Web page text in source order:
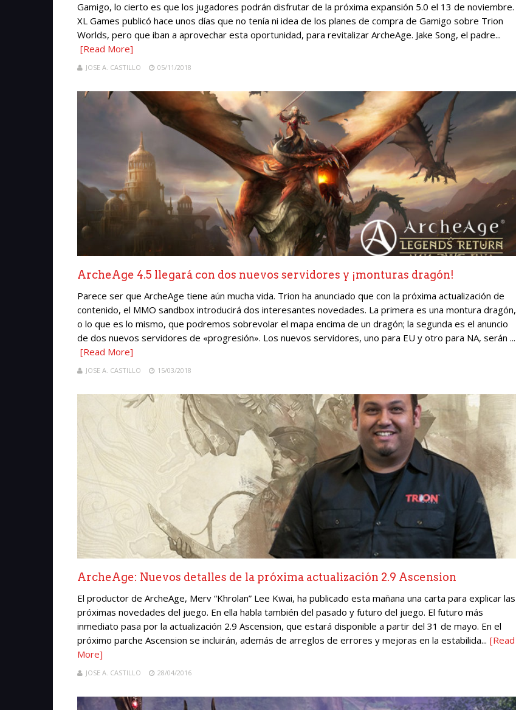
Gamigo, lo cierto es que los jugadores podrán disfrutar de la próxima expansión 5.0 el 13 de noviembre.
XL Games publicó hace unos días que no tenía ni idea de los planes de compra de Gamigo sobre Trion
Worlds, pero que iban a aprovechar esta oportunidad, para revitalizar ArcheAge. Jake Song, el padre...
[Read More]
JOSE A. CASTILLO 05/11/2018
ArcheAge 4.5 llegará con dos nuevos servidores y ¡monturas dragón!
Parece ser que ArcheAge tiene aún mucha vida. Trion ha anunciado que con la próxima actualización de
contenido, el MMO sandbox introducirá dos interesantes novedades. La primera es una montura dragón,
o lo que es lo mismo, que podremos sobrevolar el mapa encima de un dragón; la segunda es el anuncio
de dos nuevos servidores de «progresión». Los nuevos servidores, uno para EU y otro para NA, serán ...
[Read More]
JOSE A. CASTILLO 15/03/2018
ArcheAge: Nuevos detalles de la próxima actualización 2.9 Ascension
El productor de ArcheAge, Merv “Khrolan” Lee Kwai, ha publicado esta mañana una carta para explicar las
próximas novedades del juego. En ella habla también del pasado y futuro del juego. El futuro más
inmediato pasa por la actualización 2.9 Ascension, que estará disponible a partir del 31 de mayo. En el
próximo parche Ascension se incluirán, además de arreglos de errores y mejoras en la estabilida... [Read
More]
JOSE A. CASTILLO 28/04/2016